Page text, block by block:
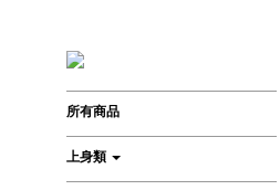
所有商品
上身類